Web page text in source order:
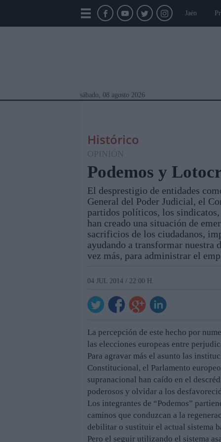
Jaén
sábado, 08 agosto 2026
Módulos Portada Jaén Provincia
Histórico
OPINIÓN
Podemos y
El desprestigio de entidades
General del Poder Judicial, el
partidos políticos, los
han creado una situación de
sacrificios de los ciudadanos,
ayudando a transformar nuestra
vez más, para administrar el
04 JUL 2014 / 22:00 H.
La percepción de este hecho por
las elecciones europeas entre
Para agravar más el asunto las
Constitucional, el Parlamento
supranacional han caído en el
poderosos y olvidar a los
Los integrantes de “Podemos”
caminos que conduzcan a la
debilitar o sustituir el actual sistema
Pero el seguir utilizando el sistema